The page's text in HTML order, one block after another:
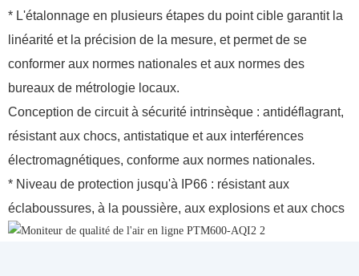
* L'étalonnage en plusieurs étapes du point cible garantit la
linéarité et la précision de la mesure, et permet de se
conformer aux normes nationales et aux normes des
bureaux de métrologie locaux.
Conception de circuit à sécurité intrinsèque : antidéflagrant,
résistant aux chocs, antistatique et aux interférences
électromagnétiques, conforme aux normes nationales.
* Niveau de protection jusqu'à IP66 : résistant aux
éclaboussures, à la poussière, aux explosions et aux chocs